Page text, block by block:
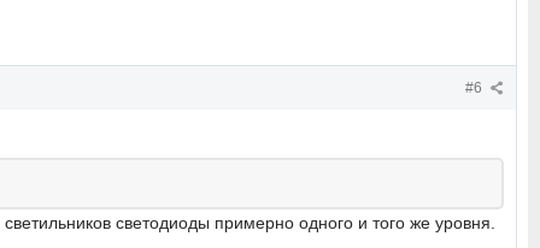
#6
светодиоды примерно одного и того же уровня.